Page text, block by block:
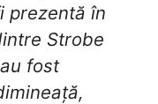
prezentă în
Strobe
fost